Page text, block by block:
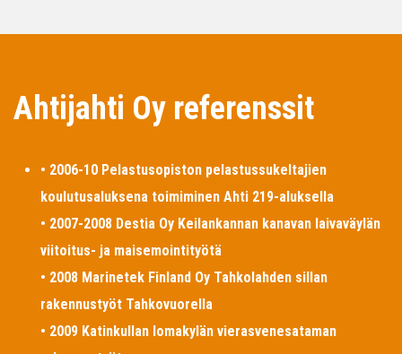
Ahtijahti Oy referenssit
• 2006-10 Pelastusopiston pelastussukeltajien
koulutusaluksena toimiminen Ahti 219-aluksella
• 2007-2008 Destia Oy Keilankannan kanavan laivaväylän
viitoitus- ja maisemointityötä
• 2008 Marinetek Finland Oy Tahkolahden sillan
rakennustyöt Tahkovuorella
• 2009 Katinkullan lomakylän vierasvenesataman